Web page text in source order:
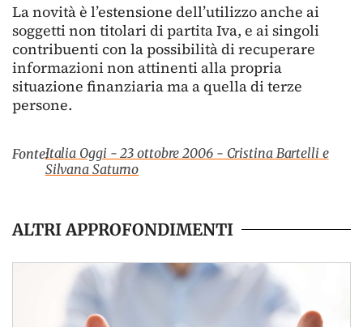
La novità è l’estensione dell’utilizzo anche ai
soggetti non titolari di partita Iva, e ai singoli
contribuenti con la possibilità di recuperare
informazioni non attinenti alla propria
situazione finanziaria ma a quella di terze
persone.
Fonte:Italia Oggi - 23 ottobre 2006 - Cristina Bartelli e
Silvana Saturno
ALTRI APPROFONDIMENTI